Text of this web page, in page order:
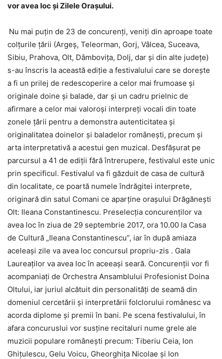
vor avea loc şi Zilele Oraşului.
Nu mai puţin de 23 de concurenţi, veniţi din aproape toate
colţurile ţării (Argeș, Teleorman, Gorj, Vâlcea, Suceava,
Sibiu, Prahova, Olt, Dâmbovița, Dolj, dar şi din alte judeţe)
s-au înscris la această ediție a festivalului care se doreşte
a fi un prilej de redescoperire a celor mai frumoase şi
originale doine şi balade, dar şi un cadru prielnic de
afirmare a celor mai valoroşi interpreţi vocali din toate
zonele ţării pentru a demonstra autenticitatea şi
originalitatea doinelor şi baladelor româneşti, precum şi
arta interpretativă a acestui gen muzical. Desfășurat pe
parcursul a 41 de ediții fără întrerupere, festivalul este unic
prin specificul. Festivalul va fi găzduit de casa de cultură
din localitate, ce poartă numele îndrăgitei interprete,
originară din satul Comani ce aparține oraşului Drăgăneşti
Olt: Ileana Constantinescu. Preselecția concurenților va
avea loc în ziua de 29 septembrie 2017, ora 10.00 la Casa
de Cultură „Ileana Constantinescu”, iar în după amiaza
aceleași zile va avea loc concursul propriu-zis . Gala
Laureaților va avea loc în aceeași seară. Concurenții vor fi
acompaniați de Orchestra Ansamblului Profesionist Doina
Oltului, iar juriul alcătuit din personalități de seamă din
domeniul cercetării și interpretării folclorului românesc va
acorda diplome și premii în bani. Pe scena festivalului, în
afara concuruslui vor susține recitaluri nume grele ale
muzicii populare românești precum: Tiberiu Ceia, Ion
Ghițulescu, Gelu Voicu, Gheorghița Nicolae și Ion